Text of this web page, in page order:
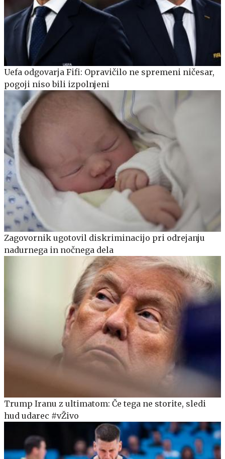
Uefa odgovarja Fifi: Opravičilo ne spremeni ničesar,
pogoji niso bili izpolnjeni
Zagovornik ugotovil diskriminacijo pri odrejanju
nadurnega in nočnega dela
Trump Iranu z ultimatom: Če tega ne storite, sledi
hud udarec #vŽivo